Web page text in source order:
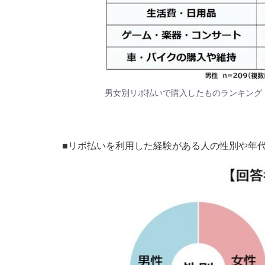
男女別リボ払いで購入したものランキング
■リボ払いを利用した経験がある人の性別や年